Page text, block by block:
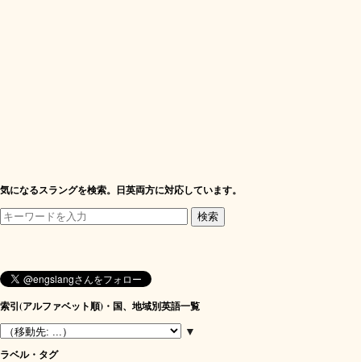
気になるスラングを検索。日英両方に対応しています。
索引(アルファベット順)・国、地域別英語一覧
▼
ラベル・タグ